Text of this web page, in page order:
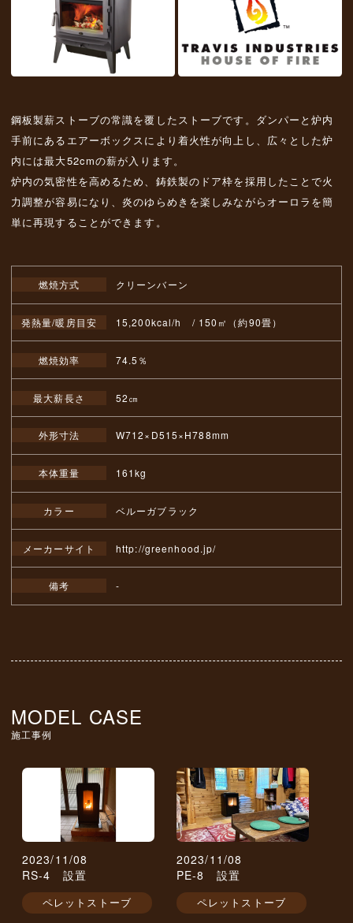
鋼板製薪ストーブの常識を覆したストーブです。ダンパーと炉内
手前にあるエアーボックスにより着火性が向上し、広々とした炉
内には最大52cmの薪が入ります。
炉内の気密性を高めるため、鋳鉄製のドア枠を採用したことで火
力調整が容易になり、炎のゆらめきを楽しみながらオーロラを簡
単に再現することができます。
燃焼方式 クリーンバーン
発熱量/暖房目安 15,200kcal/h / 150㎡（約90畳）
燃焼効率 74.5％
最大薪長さ 52㎝
外形寸法 W712×D515×H788mm
本体重量 161kg
カラー ベルーガブラック
メーカーサイト http://greenhood.jp/
備考 -
MODEL CASE
施工事例
2023/11/08
RS-4 設置
ペレットストーブ
2023/11/08
PE-8 設置
ペレットストーブ